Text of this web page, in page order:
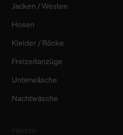
Jacken / Westen
Hosen
Kleider / Röcke
Freizeitanzüge
Unterwäsche
Nachtwäsche